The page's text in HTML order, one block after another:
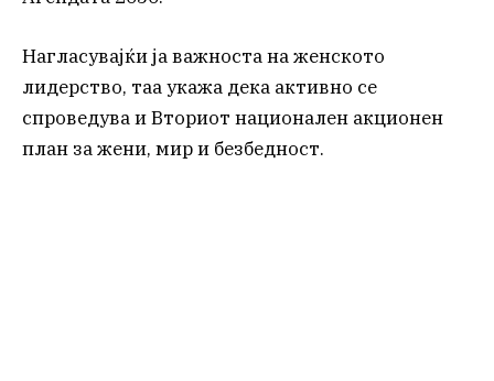
Нагласувајќи ја важноста на женското
лидерство, таа укажа дека активно се
спроведува и Вториот национален акционен
план за жени, мир и безбедност.